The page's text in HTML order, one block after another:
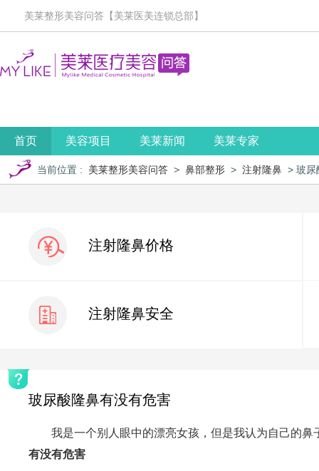
美莱整形美容问答【美莱医美连锁总部】
首页 美容项目 美莱新闻 美莱专家
当前位置 : 美莱整形美容问答 > 鼻部整形 > 注射隆鼻 > 玻尿
注射隆鼻价格
注射隆鼻安全
玻尿酸隆鼻有没有危害
我是一个别人眼中的漂亮女孩，但是我认为自己的鼻
有没有危害